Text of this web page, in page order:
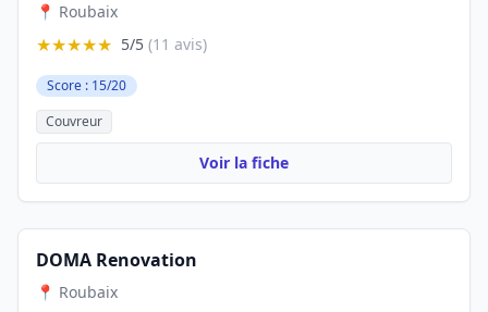
📍 Roubaix
★★★★★ 5/5 (11 avis)
Score : 15/20
Couvreur
Voir la fiche
DOMA Renovation
📍 Roubaix